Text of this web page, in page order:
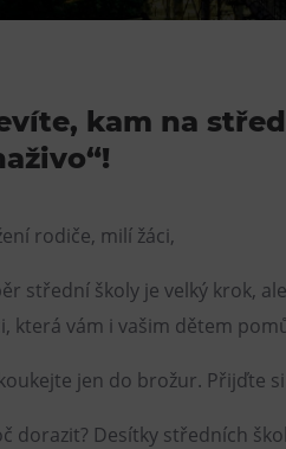
kam na
rodiče, milí žáci,
střední školy je velký krok,
která vám i vašim dětem
jen do brožur. Přijďte
dorazit? Desítky středních